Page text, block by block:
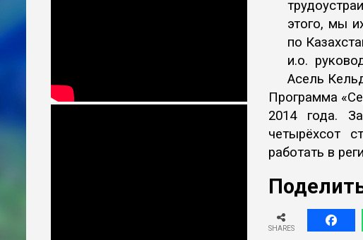
этого, мы
по
и.о.
Асель
Программа
2014 года.
четырёхсот
работать в
SHARES